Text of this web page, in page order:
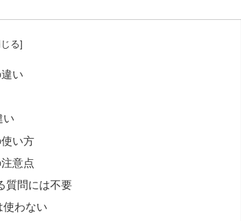
い
い
い方
意点
質問には不要
わない